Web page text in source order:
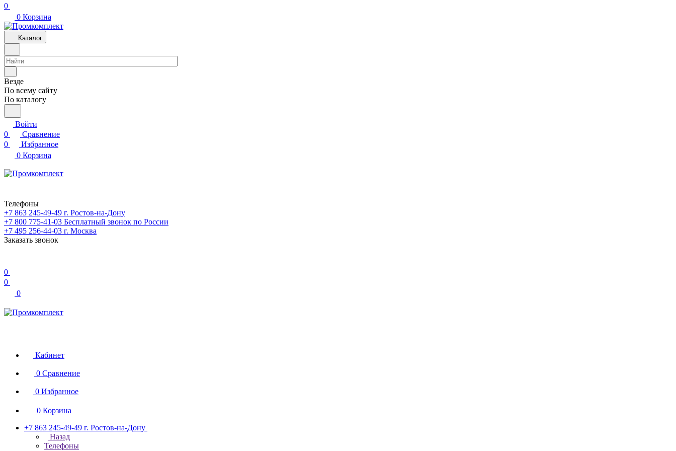
0
0 Корзина
Каталог
Везде
По всему сайту
По каталогу
Войти
0
Сравнение
0
Избранное
0 Корзина
Телефоны
+7 863 245-49-49 г. Ростов-на-Дону
+7 800 775-41-03 Бесплатный звонок по России
+7 495 256-44-03 г. Москва
Заказать звонок
0
0
0
Кабинет
0 Сравнение
0 Избранное
0 Корзина
+7 863 245-49-49 г. Ростов-на-Дону
Назад
Телефоны